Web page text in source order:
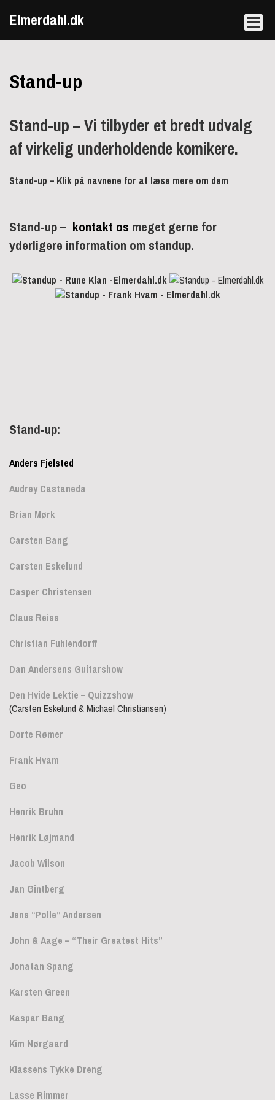
Elmerdahl.dk
Stand-up
Stand-up – Vi tilbyder et bredt udvalg
af virkelig underholdende komikere.
Stand-up – Klik på navnene for at læse mere om dem
Stand-up – kontakt os meget gerne for
yderligere information om standup.
Stand-up:
Anders Fjelsted
Audrey Castaneda
Brian Mørk
Carsten Bang
Carsten Eskelund
Casper Christensen
Claus Reiss
Christian Fuhlendorff
Dan Andersens Guitarshow
Den Hvide Lektie – Quizzshow
(Carsten Eskelund & Michael Christiansen)
Dorte Rømer
Frank Hvam
Geo
Henrik Bruhn
Henrik Løjmand
Jacob Wilson
Jan Gintberg
Jens “Polle” Andersen
John & Aage – “Their Greatest Hits”
Jonatan Spang
Karsten Green
Kaspar Bang
Kim Nørgaard
Klassens Tykke Dreng
Lasse Rimmer